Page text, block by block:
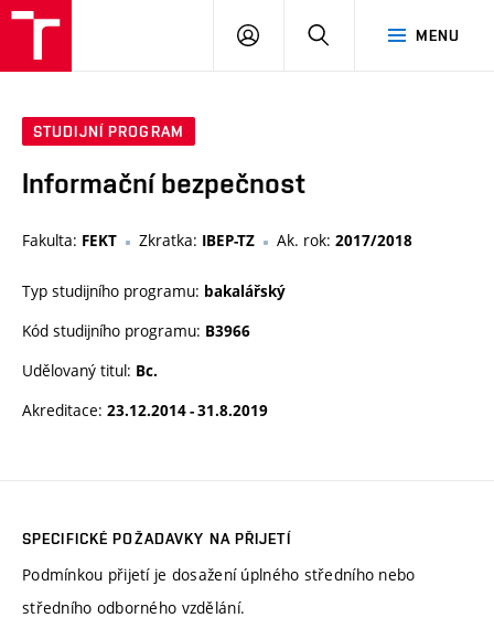
MENU
PŘIHLÁSIT
STUDIJNÍ PROGRAM
Informační bezpečnost
Fakulta: FEKT Zkratka: IBEP-TZ Ak. rok: 2017/2018
Typ studijního programu: bakalářský
Kód studijního programu: B3966
Udělovaný titul: Bc.
Akreditace: 23.12.2014 - 31.8.2019
SPECIFICKÉ POŽADAVKY NA PŘIJETÍ
Podmínkou přijetí je dosažení úplného středního nebo
středního odborného vzdělání.